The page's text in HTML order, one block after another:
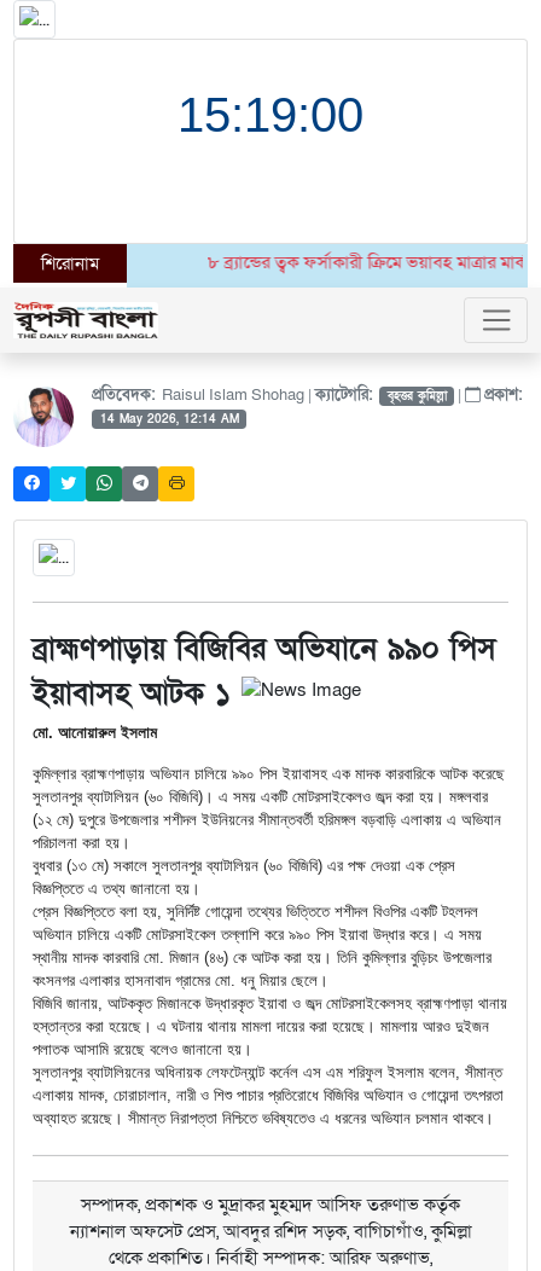
শিরোনাম ৮ ব্র্যান্ডের ত্বক ফর্সাকারী ক্রিমে ভয়াবহ মাত্রার
প্রতিবেদক: Raisul Islam Shohag |ক্যাটেগরি: বৃহত্তর কুমিল্লা | প্রকাশ:
14 May 2026, 12:14 AM
ব্রাহ্মণপাড়ায় বিজিবির অভিযানে ৯৯০ পিস
ইয়াবাসহ আটক ১
মো. আনোয়ারুল ইসলাম
কুমিল্লার ব্রাহ্মণপাড়ায় অভিযান চালিয়ে ৯৯০ পিস ইয়াবাসহ এক মাদক কারবারিকে আটক করেছে
সুলতানপুর ব্যাটালিয়ন (৬০ বিজিবি)। এ সময় একটি মোটরসাইকেলও জব্দ করা হয়। মঙ্গলবার
(১২ মে) দুপুরে উপজেলার শশীদল ইউনিয়নের সীমান্তবর্তী হরিমঙ্গল বড়বাড়ি এলাকায় এ অভিযান
পরিচালনা করা হয়।
বুধবার (১৩ মে) সকালে সুলতানপুর ব্যাটালিয়ন (৬০ বিজিবি) এর পক্ষ দেওয়া এক প্রেস
বিজ্ঞপ্তিতে এ তথ্য জানানো হয়।
প্রেস বিজ্ঞপ্তিতে বলা হয়, সুনির্দিষ্ট গোয়েন্দা তথ্যের ভিত্তিতে শশীদল বিওপির একটি টহলদল
অভিযান চালিয়ে একটি মোটরসাইকেল তল্লাশি করে ৯৯০ পিস ইয়াবা উদ্ধার করে। এ সময়
স্থানীয় মাদক কারবারি মো. মিজান (৪৬) কে আটক করা হয়। তিনি কুমিল্লার বুড়িচং উপজেলার
কংসনগর এলাকার হাসনাবাদ গ্রামের মো. ধনু মিয়ার ছেলে।
বিজিবি জানায়, আটককৃত মিজানকে উদ্ধারকৃত ইয়াবা ও জব্দ মোটরসাইকেলসহ ব্রাহ্মণপাড়া থানায়
হস্তান্তর করা হয়েছে। এ ঘটনায় থানায় মামলা দায়ের করা হয়েছে। মামলায় আরও দুইজন
পলাতক আসামি রয়েছে বলেও জানানো হয়।
সুলতানপুর ব্যাটালিয়নের অধিনায়ক লেফটেন্যান্ট কর্নেল এস এম শরিফুল ইসলাম বলেন, সীমান্ত
এলাকায় মাদক, চোরাচালান, নারী ও শিশু পাচার প্রতিরোধে বিজিবির অভিযান ও গোয়েন্দা তৎপরতা
অব্যাহত রয়েছে। সীমান্ত নিরাপত্তা নিশ্চিতে ভবিষ্যতেও এ ধরনের অভিযান চলমান থাকবে।
সম্পাদক, প্রকাশক ও মুদ্রাকর মুহম্মদ আসিফ তরুণাভ কর্তৃক
ন্যাশনাল অফসেট প্রেস, আবদুর রশিদ সড়ক, বাগিচাগাঁও, কুমিল্লা
থেকে প্রকাশিত। নির্বাহী সম্পাদক: আরিফ অরুণাভ,